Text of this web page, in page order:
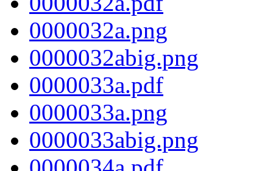
0000032a.png
0000032abig.png
0000033a.pdf
0000033a.png
0000033abig.png